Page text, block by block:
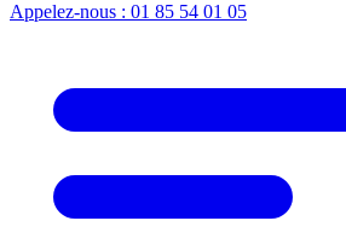
Appelez-nous : 01 85 54 01 05